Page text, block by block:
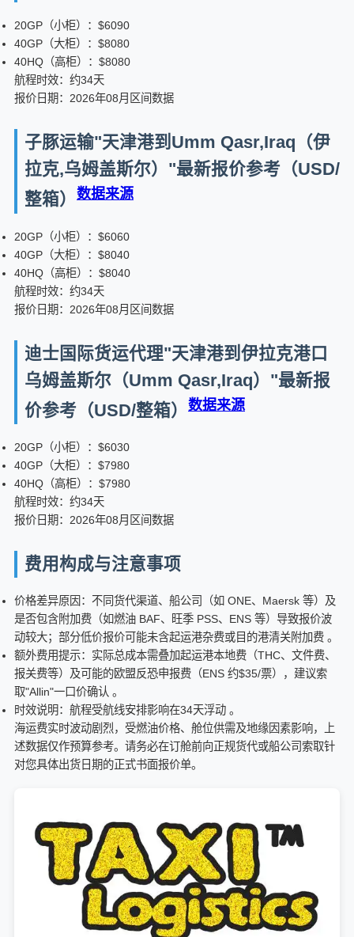
20GP（小柜）：$6090
40GP（大柜）：$8080
40HQ（高柜）：$8080
航程时效：约34天
报价日期：2026年08月区间数据
子豚运输"天津港到Umm Qasr,Iraq（伊
拉克,乌姆盖斯尔）"最新报价参考（USD/
整箱）
数据来源
20GP（小柜）：$6060
40GP（大柜）：$8040
40HQ（高柜）：$8040
航程时效：约34天
报价日期：2026年08月区间数据
迪士国际货运代理"天津港到伊拉克港口
乌姆盖斯尔（Umm Qasr,Iraq）"最新报
价参考（USD/整箱）
数据来源
20GP（小柜）：$6030
40GP（大柜）：$7980
40HQ（高柜）：$7980
航程时效：约34天
报价日期：2026年08月区间数据
费用构成与注意事项
价格差异原因：不同货代渠道、船公司（如 ONE、Maersk 等）及
是否包含附加费（如燃油 BAF、旺季 PSS、ENS 等）导致报价波
动较大；部分低价报价可能未含起运港杂费或目的港清关附加费 。
额外费用提示：实际总成本需叠加起运港本地费（THC、文件费、
报关费等）及可能的欧盟反恐申报费（ENS 约$35/票），建议索
取"Allin"一口价确认 。
时效说明：航程受航线安排影响在34天浮动 。
海运费实时波动剧烈，受燃油价格、舱位供需及地缘因素影响，上
述数据仅作预算参考。请务必在订舱前向正规货代或船公司索取针
对您具体出货日期的正式书面报价单。